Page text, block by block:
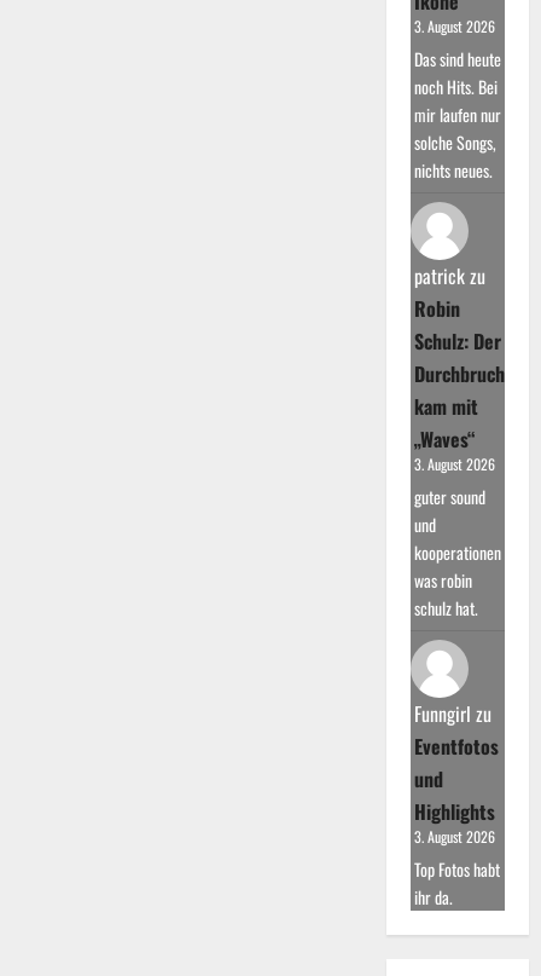
3. August 2026
Das sind heute
noch Hits. Bei
mir laufen nur
solche Songs,
nichts neues.
patrickzu
Robin
Schulz: Der
Durchbruch
kam mit
„Waves“
3. August 2026
guter sound
und
kooperationen
was robin
schulz hat.
Funngirl zu
Eventfotos
und
Highlights
3. August 2026
Top Fotos habt
ihr da.